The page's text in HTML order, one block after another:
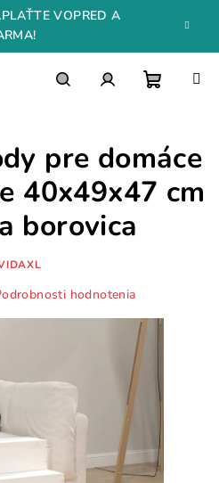
VOPRED A
košík
pre domáce
40x49x47 cm
borovica
hodnotenia